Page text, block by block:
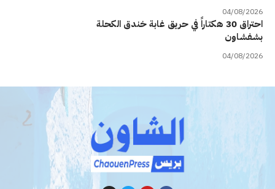
04/08/2026
احتراق 30 هكتاراً في حريق غابة خندق الكحلة
بشفشاون
04/08/2026